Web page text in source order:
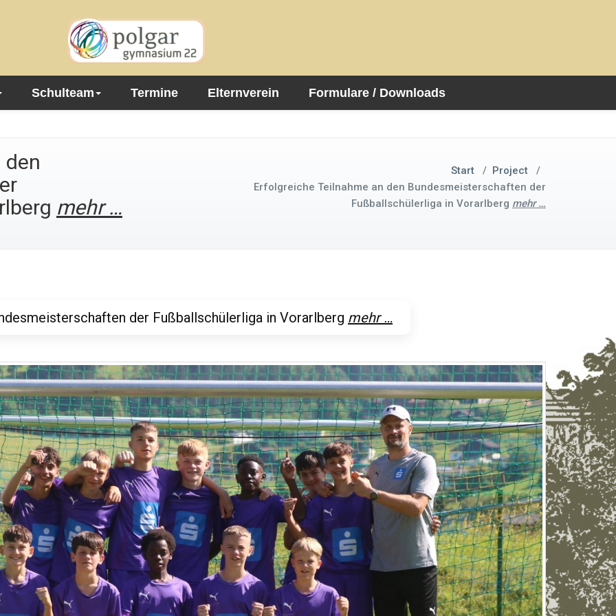
Schulteam Termine Elternverein Formulare / Downloads
den
mehr …
Start / Project /
Erfolgreiche Teilnahme an den Bundesmeisterschaften der
Fußballschülerliga in Vorarlberg mehr …
der Fußballschülerliga in Vorarlberg mehr …